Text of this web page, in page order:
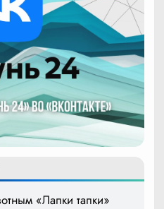
«Лапки тапки»